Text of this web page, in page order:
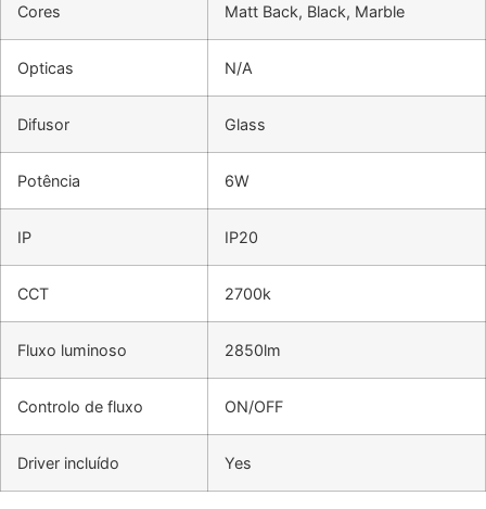
Cores Matt Back, Black, Marble
Opticas N/A
Difusor Glass
Potência 6W
IP IP20
CCT 2700k
Fluxo luminoso 2850lm
Controlo de fluxo ON/OFF
Driver incluído Yes